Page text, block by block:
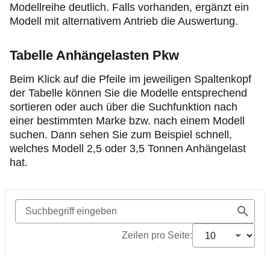
Modellreihe deutlich. Falls vorhanden, ergänzt ein
Modell mit alternativem Antrieb die Auswertung.
Tabelle Anhängelasten Pkw
Beim Klick auf die Pfeile im jeweiligen Spaltenkopf
der Tabelle können Sie die Modelle entsprechend
sortieren oder auch über die Suchfunktion nach
einer bestimmten Marke bzw. nach einem Modell
suchen. Dann sehen Sie zum Beispiel schnell,
welches Modell 2,5 oder 3,5 Tonnen Anhängelast
hat.
Zeilen pro Seite: